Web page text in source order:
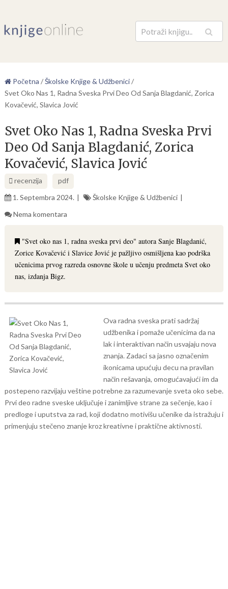
Pretraga
Početna /Školske Knjige & Udžbenici/
Svet Oko Nas 1, Radna Sveska Prvi Deo Od Sanja Blagdanić, Zorica
Kovačević, Slavica Jović
Svet Oko Nas 1, Radna Sveska Prvi
Deo Od Sanja Blagdanić, Zorica
Kovačević, Slavica Jović
recenzija
pdf
1. Septembra 2024.
Školske Knjige & Udžbenici
Nema komentara
"Svet oko nas 1, radna sveska prvi deo" autora Sanje Blagdanić,
Zorice Kovačević i Slavice Jović je pažljivo osmišljena kao podrška
učenicima prvog razreda osnovne škole u učenju predmeta Svet oko
nas, izdanja Bigz.
Ova radna sveska prati sadržaj
udžbenika i pomaže učenicima da na
lak i interaktivan način usvajaju nova
znanja. Zadaci sa jasno označenim
ikonicama upućuju decu na pravilan
način rešavanja, omogućavajući im da
postepeno razvijaju veštine potrebne za razumevanje sveta oko sebe.
Prvi deo radne sveske uključuje i zanimljive strane za sečenje, kao i
predloge i uputstva za rad, koji dodatno motivišu učenike da istražuju i
primenjuju stečeno znanje kroz kreativne i praktične aktivnosti.